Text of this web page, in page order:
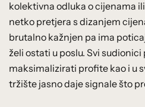
kolektivna odluka o cijenama
netko pretjera s dizanjem
brutalno kažnjen pa ima
želi ostati u poslu. Svi sudionici
maksimalizirati profite kao i u
tržište jasno daje signale što